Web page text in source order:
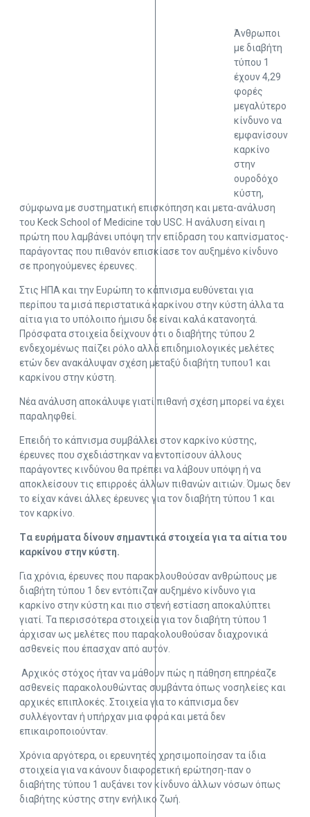
Άνθρωποι
με διαβήτη
τύπου 1
έχουν 4,29
φορές
μεγαλύτερο
κίνδυνο να
εμφανίσουν
καρκίνο
στην
ουροδόχο
κύστη,
σύμφωνα με συστηματική επισκόπηση και μετα-ανάλυση
του Keck School of Medicine του USC. Η ανάλυση είναι η
πρώτη που λαμβάνει υπόψη την επίδραση του καπνίσματος-
παράγοντας που πιθανόν επισκίασε τον αυξημένο κίνδυνο
σε προηγούμενες έρευνες.
Στις ΗΠΑ και την Ευρώπη το κάπνισμα ευθύνεται για
περίπου τα μισά περιστατικά καρκίνου στην κύστη άλλα τα
αίτια για το υπόλοιπο ήμισυ δε είναι καλά κατανοητά.
Πρόσφατα στοιχεία δείχνουν ότι ο διαβήτης τύπου 2
ενδεχομένως παίζει ρόλο αλλά επιδημιολογικές μελέτες
ετών δεν ανακάλυψαν σχέση μεταξύ διαβήτη τυπου1 και
καρκίνου στην κύστη.
Νέα ανάλυση αποκάλυψε γιατί πιθανή σχέση μπορεί να έχει
παραληφθεί.
Επειδή το κάπνισμα συμβάλλει στον καρκίνο κύστης,
έρευνες που σχεδιάστηκαν να εντοπίσουν άλλους
παράγοντες κινδύνου θα πρέπει να λάβουν υπόψη ή να
αποκλείσουν τις επιρροές άλλων πιθανών αιτιών. Όμως δεν
το είχαν κάνει άλλες έρευνες για τον διαβήτη τύπου 1 και
τον καρκίνο.
Tα ευρήματα δίνουν σημαντικά στοιχεία για τα αίτια του
καρκίνου στην κύστη.
Για χρόνια, έρευνες που παρακολουθούσαν ανθρώπους με
διαβήτη τύπου 1 δεν εντόπιζαν αυξημένο κίνδυνο για
καρκίνο στην κύστη και πιο στενή εστίαση αποκαλύπτει
γιατί. Τα περισσότερα στοιχεία για τον διαβήτη τύπου 1
άρχισαν ως μελέτες που παρακολουθούσαν διαχρονικά
ασθενείς που έπασχαν από αυτόν.
Αρχικός στόχος ήταν να μάθουν πώς η πάθηση επηρέαζε
ασθενείς παρακολουθώντας συμβάντα όπως νοσηλείες και
αρχικές επιπλοκές. Στοιχεία για το κάπνισμα δεν
συλλέγονταν ή υπήρχαν μια φορά και μετά δεν
επικαιροποιούνταν.
Χρόνια αργότερα, οι ερευνητές χρησιμοποίησαν τα ίδια
στοιχεία για να κάνουν διαφορετική ερώτηση-παν ο
διαβήτης τύπου 1 αυξάνει τον κίνδυνο άλλων νόσων όπως
διαβήτης κύστης στην ενήλικο ζωή.